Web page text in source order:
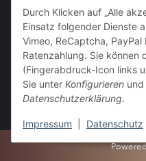
Durch Klicken auf „Alle
Einsatz folgender Dienste
Vimeo, ReCaptcha,
Ratenzahlung. Sie können
(Fingerabdruck-Icon links
Sie unter Konfigurieren
Datenschutzerklärung.
Impressum Datenschutz